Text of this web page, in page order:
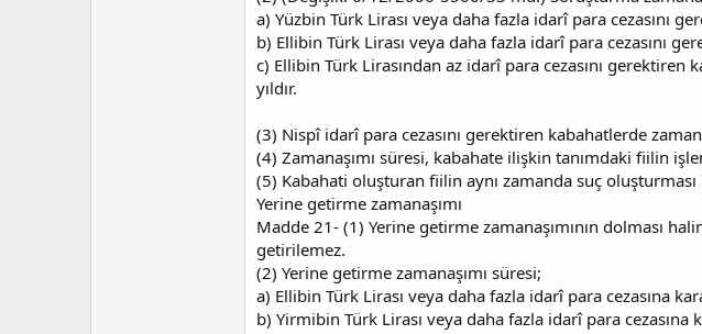
a) Yüzbin Türk Lirası veya daha fazla idarî para cezasını
b) Ellibin Türk Lirası veya daha fazla idarî para cezasını
c) Ellibin Türk Lirasından az idarî para cezasını gerektiren
yıldır.
(3) Nispî idarî para cezasını gerektiren kabahatlerde
(4) Zamanaşımı süresi, kabahate ilişkin tanımdaki fiilin
(5) Kabahati oluşturan fiilin aynı zamanda suç
Yerine getirme zamanaşımı
Madde 21- (1) Yerine getirme zamanaşımının dolması
getirilemez.
(2) Yerine getirme zamanaşımı süresi;
a) Ellibin Türk Lirası veya daha fazla idarî para cezasına
b) Yirmibin Türk Lirası veya daha fazla idarî para